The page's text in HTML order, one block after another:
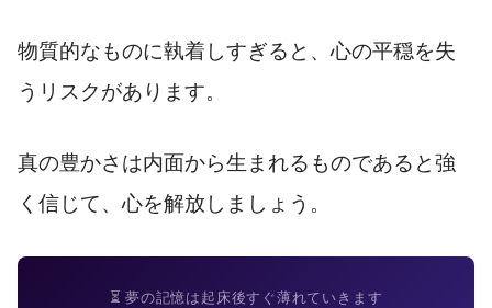
物質的なものに執着しすぎると、心の平穏を失
うリスクがあります。
真の豊かさは内面から生まれるものであると強
く信じて、心を解放しましょう。
⏳ 夢の記憶は起床後すぐ薄れていきます